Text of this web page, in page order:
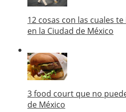
12 cosas con las cuales
en la Ciudad de México
3 food court que no
de México